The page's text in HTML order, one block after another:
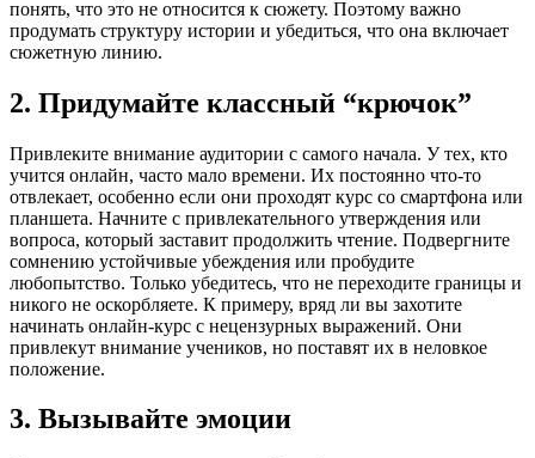
понять, что это не относится к сюжету. Поэтому важно
продумать структуру истории и убедиться, что она включает
сюжетную линию.
2. Придумайте классный “крючок”
Привлеките внимание аудитории с самого начала. У тех, кто
учится онлайн, часто мало времени. Их постоянно что-то
отвлекает, особенно если они проходят курс со смартфона или
планшета. Начните с привлекательного утверждения или
вопроса, который заставит продолжить чтение. Подвергните
сомнению устойчивые убеждения или пробудите
любопытство. Только убедитесь, что не переходите границы и
никого не оскорбляете. К примеру, вряд ли вы захотите
начинать онлайн-курс с нецензурных выражений. Они
привлекут внимание учеников, но поставят их в неловкое
положение.
3. Вызывайте эмоции